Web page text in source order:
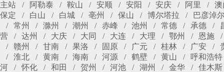
主站 阿勒泰 鞍山 安顺 安阳 安庆 阿里
澳
保定
白山 白城 亳州 保山 博尔塔拉
巴彦淖
常州
滁州 潮州 赤峰 池州 常德 承德
营
达州 大庆 大同 大连 大理 鄂州
恩施
赣州
甘南 果洛 固原 广元 桂林 广安
淮北
黄南 海南 河源 鹤壁 黄山
呼和浩特
河
怀化 和田 贺州 河池 湖州 金华
佳木斯